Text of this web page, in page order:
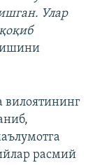
Улар
вилоятининг
расмий